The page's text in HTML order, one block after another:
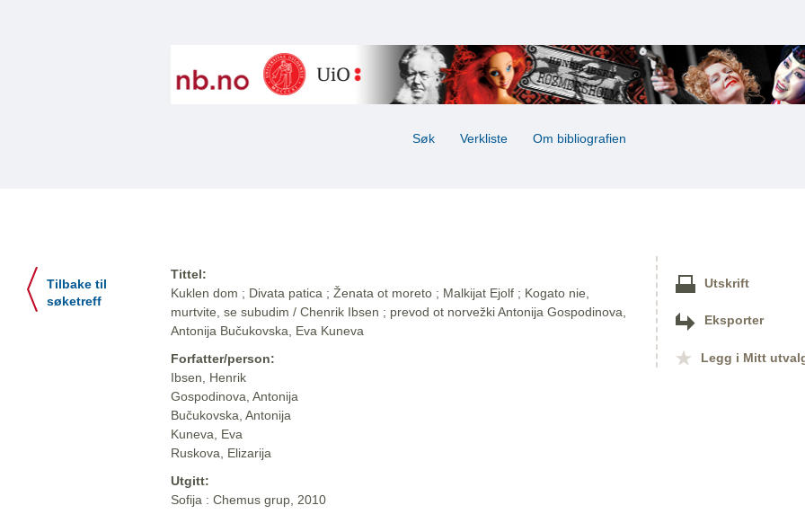
Søk Verkliste Om bibliografien
Tilbake til
søketreff
Tittel:
Kuklen dom ; Divata patica ; Ženata ot moreto ; Malkijat Ejolf ; Kogato nie,
murtvite, se subudim / Chenrik Ibsen ; prevod ot norvežki Antonija Gospodinova,
Antonija Bučukovska, Eva Kuneva
Forfatter/person:
Ibsen, Henrik
Gospodinova, Antonija
Bučukovska, Antonija
Kuneva, Eva
Ruskova, Elizarija
Utgitt:
Sofija : Chemus grup, 2010
Utskrift
Eksporter
Legg i Mitt